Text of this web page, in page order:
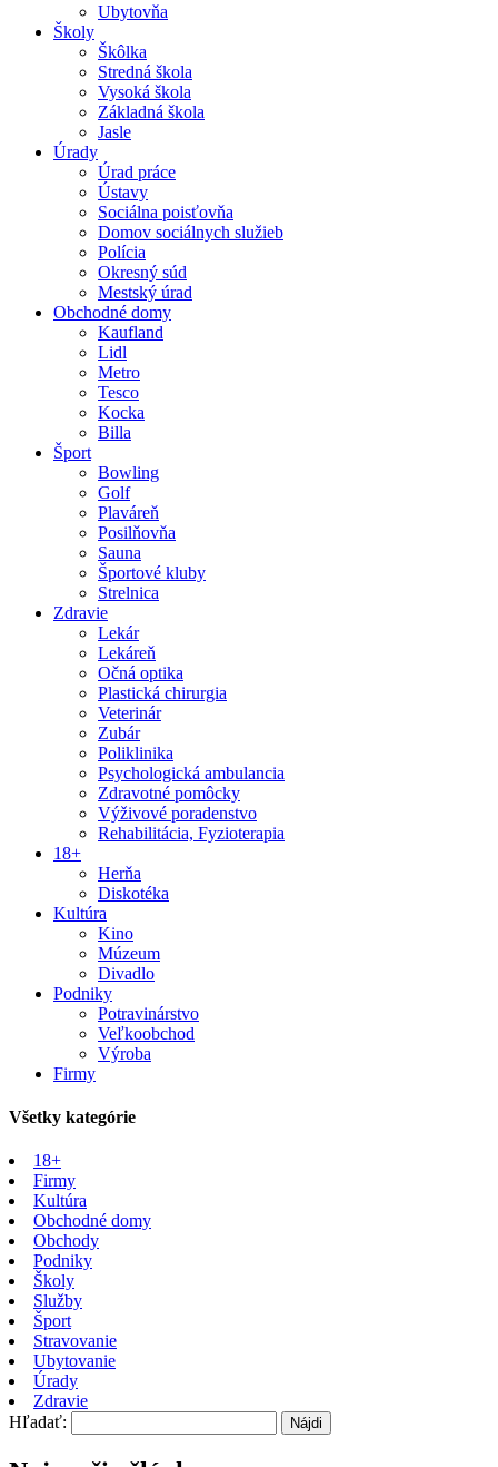
Ubytovňa
Školy
Škôlka
Stredná škola
Vysoká škola
Základná škola
Jasle
Úrady
Úrad práce
Ústavy
Sociálna poisťovňa
Domov sociálnych služieb
Polícia
Okresný súd
Mestský úrad
Obchodné domy
Kaufland
Lidl
Metro
Tesco
Kocka
Billa
Šport
Bowling
Golf
Plaváreň
Posilňovňa
Sauna
Športové kluby
Strelnica
Zdravie
Lekár
Lekáreň
Očná optika
Plastická chirurgia
Veterinár
Zubár
Poliklinika
Psychologická ambulancia
Zdravotné pomôcky
Výživové poradenstvo
Rehabilitácia, Fyzioterapia
18+
Herňa
Diskotéka
Kultúra
Kino
Múzeum
Divadlo
Podniky
Potravinárstvo
Veľkoobchod
Výroba
Firmy
Všetky kategórie
18+
Firmy
Kultúra
Obchodné domy
Obchody
Podniky
Školy
Služby
Šport
Stravovanie
Ubytovanie
Úrady
Zdravie
Hľadať: